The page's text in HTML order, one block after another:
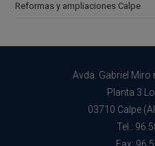
Reformas y ampliaciones Calpe
Avda. Gabriel Miro
Planta 3
03710 Calpe
Tel.: